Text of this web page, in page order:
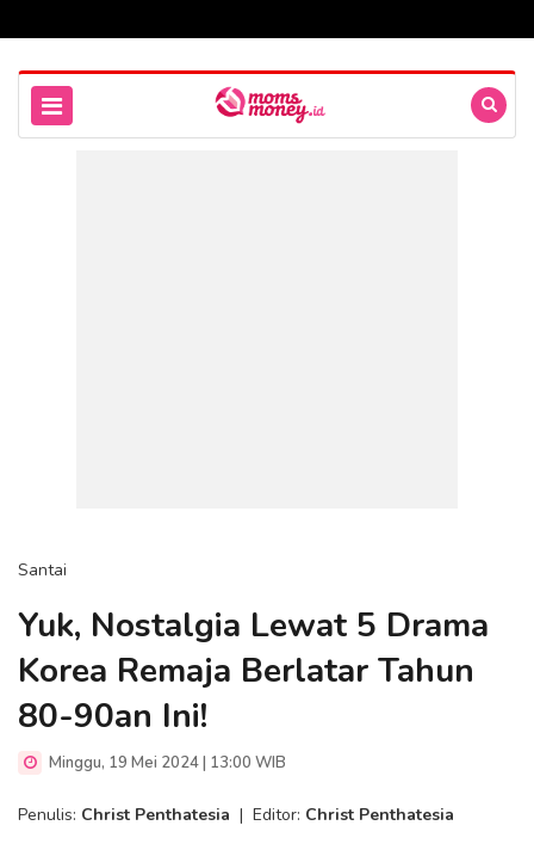
Santai
Yuk, Nostalgia Lewat 5 Drama
Korea Remaja Berlatar Tahun
80-90an Ini!
Minggu, 19 Mei 2024 | 13:00 WIB
Penulis: Christ Penthatesia | Editor: Christ Penthatesia